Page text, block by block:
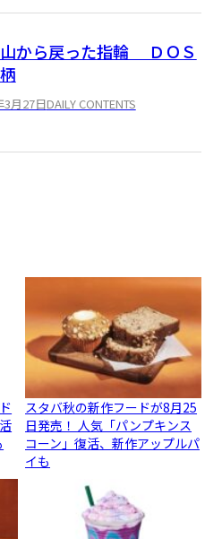
から戻った指輪 ＤＯＳ
3月27日DAILY CONTENTS
スタバ秋の新作フードが8月25
日発売！ 人気「パンプキンス
コーン」復活、新作アップルパ
イも